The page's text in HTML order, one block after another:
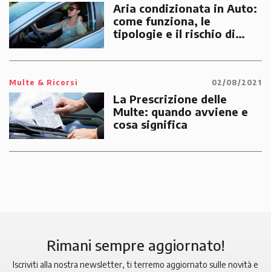
Aria condizionata in Auto:
come funziona, le
tipologie e il rischio di
Multe & Ricorsi 02/08/2021
La Prescrizione delle
Multe: quando avviene e
cosa significa
Rimani sempre aggiornato!
Iscriviti alla nostra newsletter, ti terremo aggiornato sulle novità e